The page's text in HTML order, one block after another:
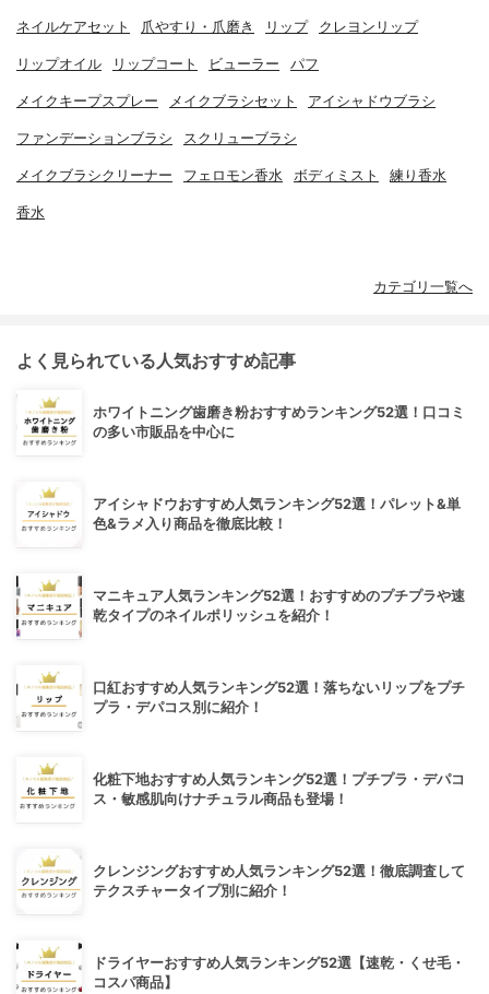
ネイルケアセット 爪やすり・爪磨き リップ クレヨンリップ
リップオイル リップコート ビューラー パフ
メイクキープスプレー メイクブラシセット アイシャドウブラシ
ファンデーションブラシ スクリューブラシ
メイクブラシクリーナー フェロモン香水 ボディミスト 練り香水
香水
カテゴリ一覧へ
よく見られている人気おすすめ記事
ホワイトニング歯磨き粉おすすめランキング52選！口コミ
の多い市販品を中心に
アイシャドウおすすめ人気ランキング52選！パレット&単
色&ラメ入り商品を徹底比較！
マニキュア人気ランキング52選！おすすめのプチプラや速
乾タイプのネイルポリッシュを紹介！
口紅おすすめ人気ランキング52選！落ちないリップをプチ
プラ・デパコス別に紹介！
化粧下地おすすめ人気ランキング52選！プチプラ・デパコ
ス・敏感肌向けナチュラル商品も登場！
クレンジングおすすめ人気ランキング52選！徹底調査して
テクスチャータイプ別に紹介！
ドライヤーおすすめ人気ランキング52選【速乾・くせ毛・
コスパ商品】